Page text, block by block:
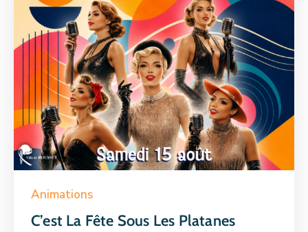
Animations
C’est La Fête Sous Les Platanes